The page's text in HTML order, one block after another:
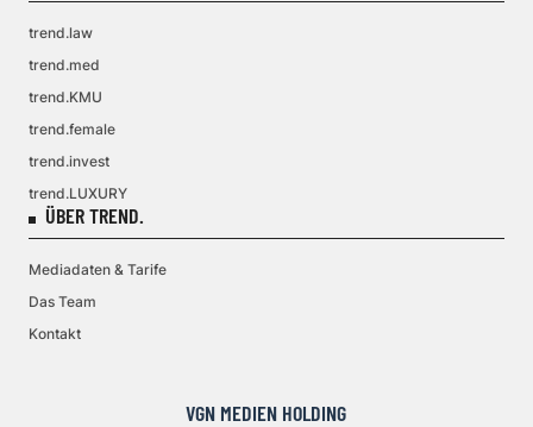
trend.law
trend.med
trend.KMU
trend.female
trend.invest
trend.LUXURY
ÜBER TREND.
Mediadaten & Tarife
Das Team
Kontakt
VGN MEDIEN HOLDING